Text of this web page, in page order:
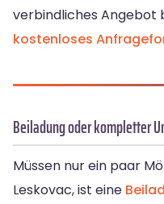
verbindliches Angebot
kostenloses
Beiladung oder kompletter
Müssen nur ein paar
Leskovac, ist eine